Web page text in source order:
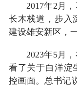
2017年2月
长木栈道，步入
建设雄安新区，
2023年5月
看了关于白洋淀
控画面。总书记